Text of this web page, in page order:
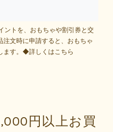
ントを、おもちゃや割引券と交
文時に申請すると、おもちゃ
ます。◆詳しくはこちら
円以上お買